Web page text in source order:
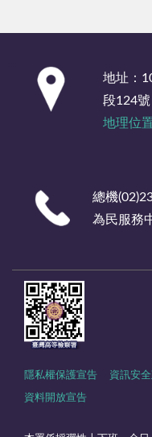
地址：
段124號
地理位
總機
為民服務
隱私權保護宣告 資訊安
資料開放宣告